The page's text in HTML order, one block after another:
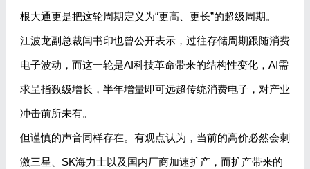
根大通更是把这轮周期定义为“更高、更长”的超级周期。
江波龙副总裁闫书印也曾公开表示，过往存储周期跟随消费
电子波动，而这一轮是AI科技革命带来的结构性变化，AI需
求呈指数级增长，半年增量即可远超传统消费电子，对产业
冲击前所未有。
但谨慎的声音同样存在。有观点认为，当前的高价必然会刺
激三星、SK海力士以及国内厂商加速扩产，而扩产带来的